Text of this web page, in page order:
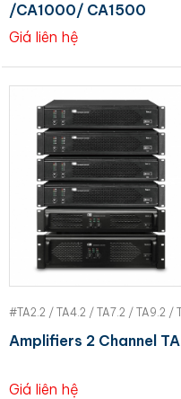
/CA1000/ CA1500
Giá liên hệ
Amplifiers 2 Channel TA
Giá liên hệ